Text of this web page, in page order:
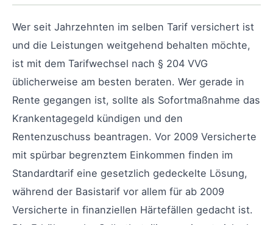
Wer seit Jahrzehnten im selben Tarif versichert ist
und die Leistungen weitgehend behalten möchte,
ist mit dem Tarifwechsel nach § 204 VVG
üblicherweise am besten beraten. Wer gerade in
Rente gegangen ist, sollte als Sofortmaßnahme das
Krankentagegeld kündigen und den
Rentenzuschuss beantragen. Vor 2009 Versicherte
mit spürbar begrenztem Einkommen finden im
Standardtarif eine gesetzlich gedeckelte Lösung,
während der Basistarif vor allem für ab 2009
Versicherte in finanziellen Härtefällen gedacht ist.